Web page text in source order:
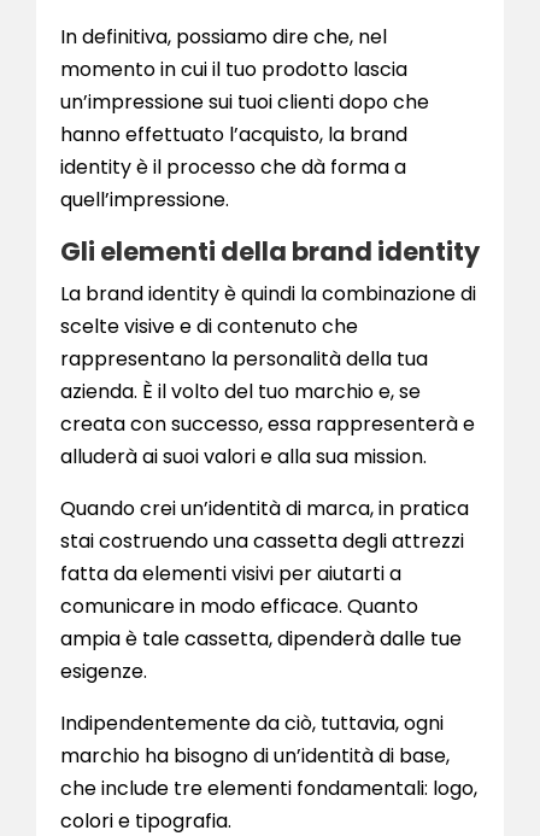
In definitiva, possiamo dire che, nel
momento in cui il tuo prodotto lascia
un’impressione sui tuoi clienti dopo che
hanno effettuato l’acquisto, la brand
identity è il processo che dà forma a
quell’impressione.
Gli elementi della brand identity
La brand identity è quindi la combinazione di
scelte visive e di contenuto che
rappresentano la personalità della tua
azienda. È il volto del tuo marchio e, se
creata con successo, essa rappresenterà e
alluderà ai suoi valori e alla sua mission.
Quando crei un’identità di marca, in pratica
stai costruendo una cassetta degli attrezzi
fatta da elementi visivi per aiutarti a
comunicare in modo efficace. Quanto
ampia è tale cassetta, dipenderà dalle tue
esigenze.
Indipendentemente da ciò, tuttavia, ogni
marchio ha bisogno di un’identità di base,
che include tre elementi fondamentali: logo,
colori e tipografia.